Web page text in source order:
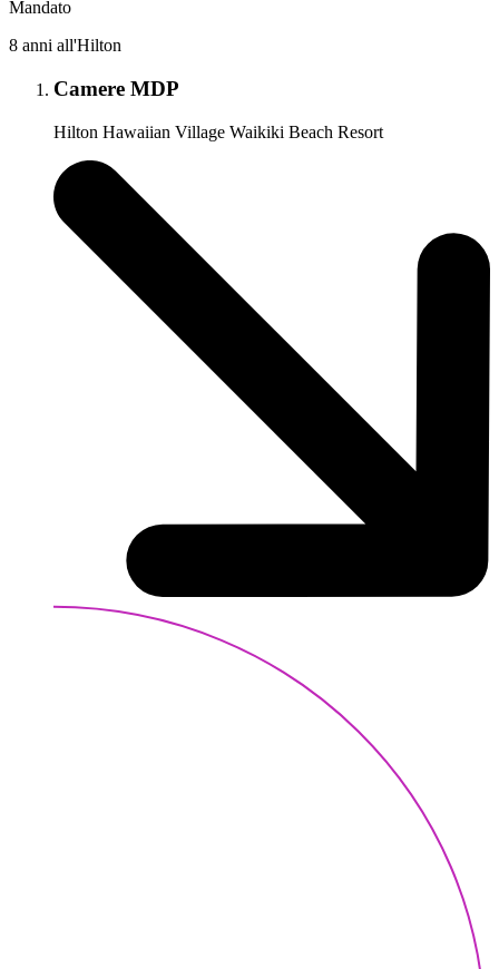
Mandato
8 anni all'Hilton
Camere MDP
Hilton Hawaiian Village Waikiki Beach Resort